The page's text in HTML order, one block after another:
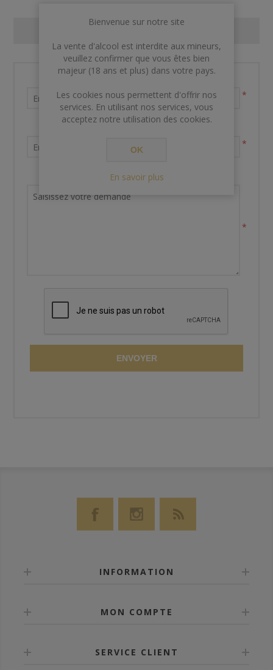
Nom et prénom
*
*
Demande de renseignements
*
ENVOYER
INFORMATION
MON COMPTE
SERVICE CLIENT
Bienvenue sur notre site
La vente d'alcool est interdite aux mineurs,
veuillez confirmer que vous êtes bien
majeur (18 ans et plus) dans votre pays.
Les cookies nous permettent d'offrir nos
services. En utilisant nos services, vous
acceptez notre utilisation des cookies.
OK
En savoir plus